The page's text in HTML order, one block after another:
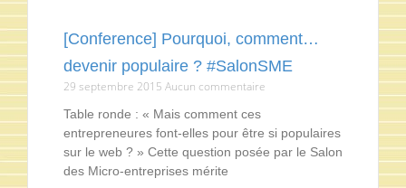
[Conference] Pourquoi, comment…
devenir populaire ? #SalonSME
29 septembre 2015 Aucun commentaire
Table ronde : « Mais comment ces
entrepreneures font-elles pour être si populaires
sur le web ? » Cette question posée par le Salon
des Micro-entreprises mérite